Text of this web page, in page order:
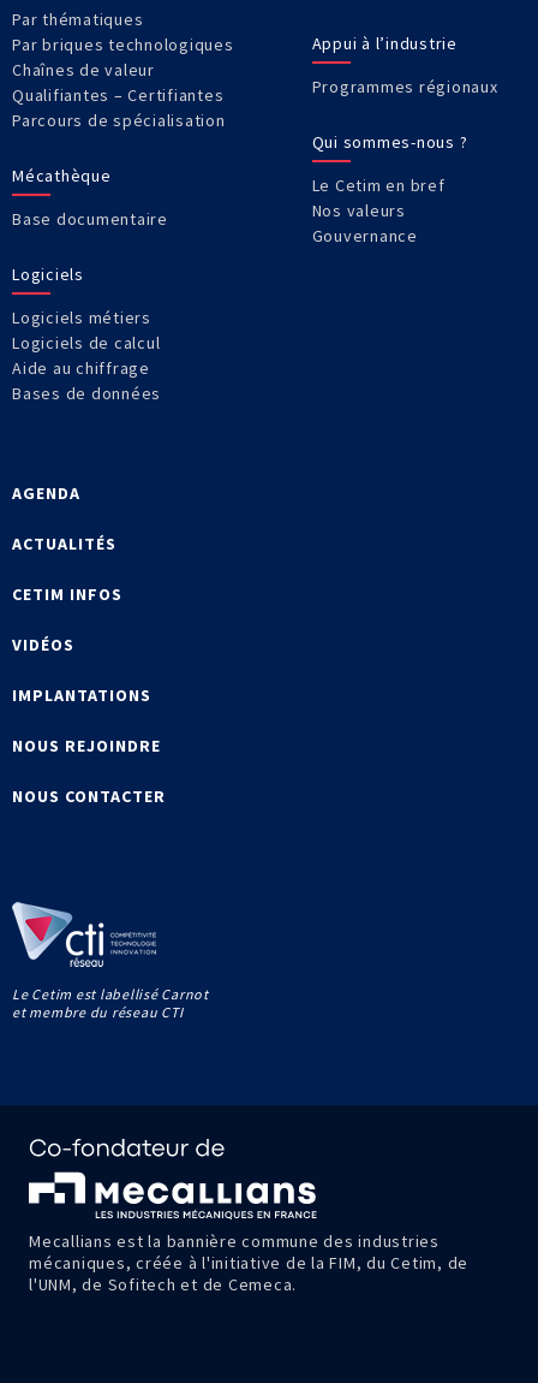
Le Cetim est labellisé Carnot
et membre du réseau CTI
Par thématiques
Par briques technologiques
Chaînes de valeur
Qualifiantes – Certifiantes
Parcours de spécialisation
Mécathèque
Base documentaire
Logiciels
Logiciels métiers
Logiciels de calcul
Aide au chiffrage
Bases de données
Appui à l’industrie
Programmes régionaux
Qui sommes-nous ?
Le Cetim en bref
Nos valeurs
Gouvernance
AGENDA
ACTUALITÉS
CETIM INFOS
VIDÉOS
IMPLANTATIONS
NOUS REJOINDRE
NOUS CONTACTER
Mecallians est la bannière commune des industries
mécaniques, créée à l'initiative de la FIM, du Cetim, de
l'UNM, de Sofitech et de Cemeca.